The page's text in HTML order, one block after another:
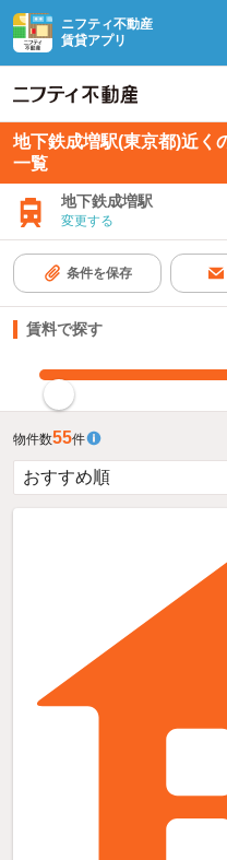
ニフティ不動産
賃貸アプリ
地下鉄成増駅(東京都)近く
一覧
地下鉄成増駅
変更する
条件を保存
賃料で探す
物件数55件